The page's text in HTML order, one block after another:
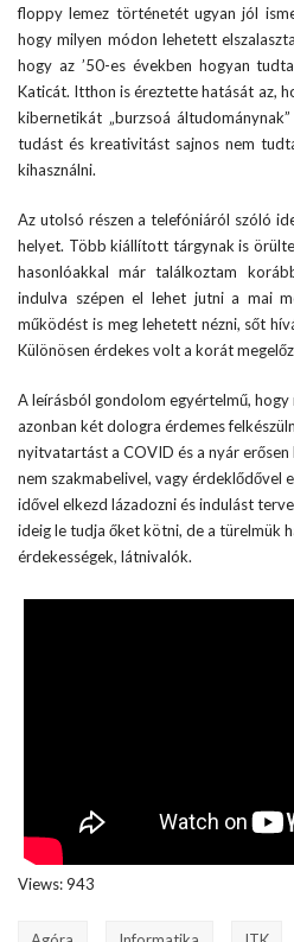
floppy lemez történetét ugyan jól
hogy milyen módon lehetett
hogy az ’50-es években hogyan
Katicát. Itthon is éreztette hatását az,
kibernetikát „burzsoá
tudást és kreativitást sajnos nem
kihasználni.
Az utolsó részen a telefóniáról szóló
helyet. Több kiállított tárgynak is
hasonlóakkal már találkoztam
indulva szépen el lehet jutni a mai
működést is meg lehetett nézni, sőt
Különösen érdekes volt a korát
A leírásból gondolom egyértelmű, hogy
azonban két dologra érdemes
nyitvatartást a COVID és a nyár
nem szakmabelivel, vagy érdeklődővel
idővel elkezd lázadozni és indulást
ideig le tudja őket kötni, de a türelmük
érdekességek, látnivalók.
Views: 943